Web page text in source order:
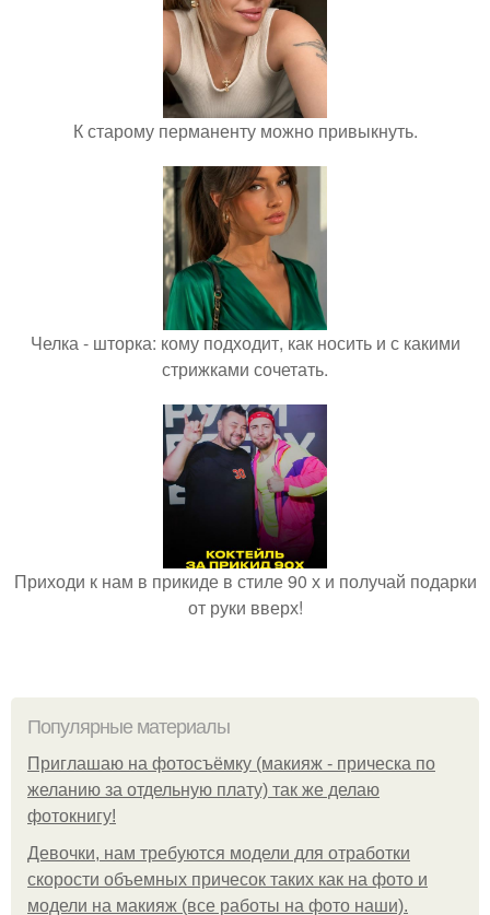
К старому перманенту можно привыкнуть.
Челка - шторка: кому подходит, как носить и с какими
стрижками сочетать.
Приходи к нам в прикиде в стиле 90 х и получай подарки
от руки вверх!
Популярные материалы
Приглашаю на фотосъёмку (макияж - прическа по
желанию за отдельную плату) так же делаю
фотокнигу!
Девочки, нам требуются модели для отработки
скорости объемных причесок таких как на фото и
модели на макияж (все работы на фото наши).